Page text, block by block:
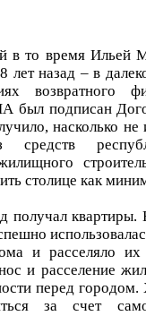
в то время Ильей
назад – в
возвратного
был подписан
насколько не
столице как
получал квартиры.
и расселяло
и расселение
перед
за счет